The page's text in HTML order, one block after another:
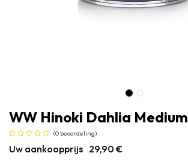
WW Hinoki Dahlia Medium
(0 beoordeling)
Uw aankoopprijs 29,90 €